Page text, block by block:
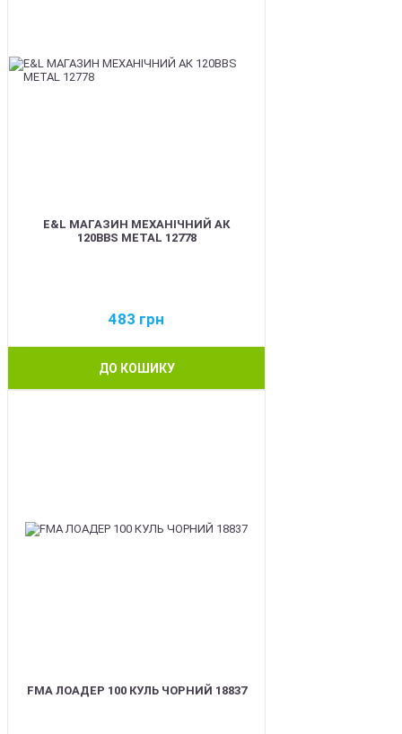
E&L МАГАЗИН МЕХАНІЧНИЙ АК
120BBS METAL 12778
483 грн
ДО КОШИКУ
FMA ЛОАДЕР 100 КУЛЬ ЧОРНИЙ 18837